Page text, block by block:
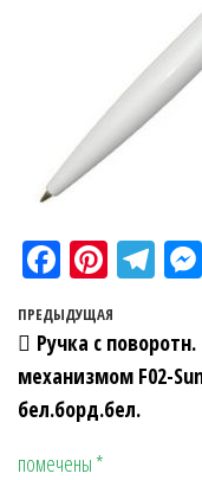
Fa
ce
bo
ok
Pi
nt
er
es
t
Te
gr
a
Навигация
Предыдущая запись
ПРЕДЫДУЩАЯ
Ручка с поворотн.
механизмом F02-
бел.борд.бел.
помечены *